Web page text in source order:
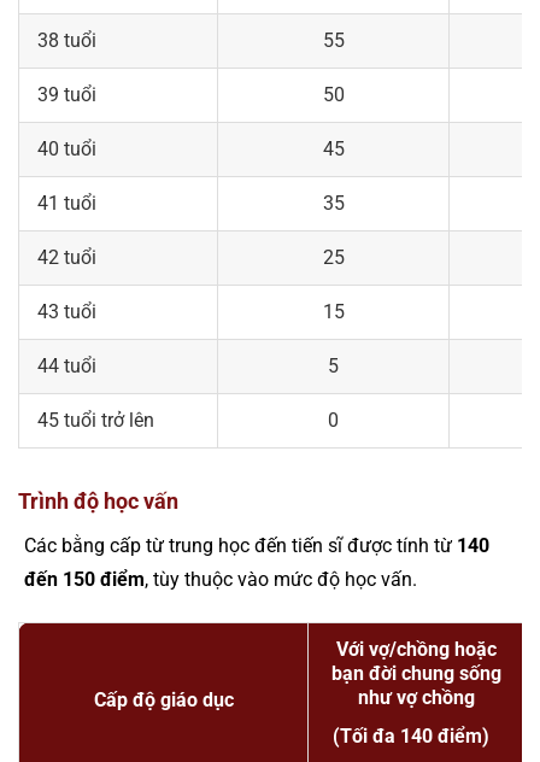
38 tuổi 55
39 tuổi 50
40 tuổi 45
41 tuổi 35
42 tuổi 25
43 tuổi 15
44 tuổi 5
45 tuổi trở lên 0
Trình độ học vấn
Các bằng cấp từ trung học đến tiến sĩ được tính từ 140
đến 150 điểm, tùy thuộc vào mức độ học vấn​.
Cấp độ giáo dục
Với vợ/chồng hoặc
bạn đời chung sống
như vợ chồng
(Tối đa 140 điểm)